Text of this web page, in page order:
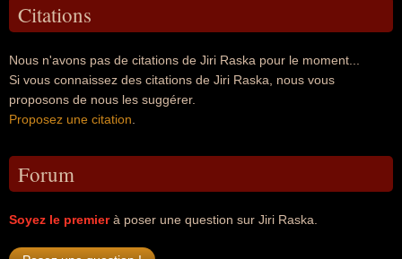
Citations
Nous n'avons pas de citations de Jiri Raska pour le moment...
Si vous connaissez des citations de Jiri Raska, nous vous
proposons de nous les suggérer.
Proposez une citation
Forum
Soyez le premierà poser une question sur Jiri Raska.